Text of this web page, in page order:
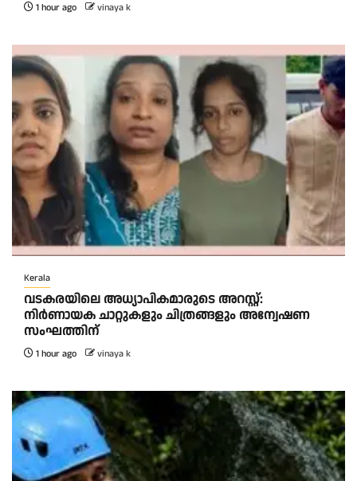
1 hour ago vinaya k
Kerala
വടകരയിലെ അധ്യാപികമാരുടെ അറസ്റ്റ്:
നിർണായക ചാറ്റുകളും ചിത്രങ്ങളും അന്വേഷണ
സംഘത്തിന്
1 hour ago vinaya k